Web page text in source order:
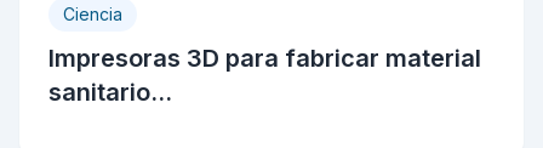
Ciencia
Impresoras 3D para fabricar material
sanitario...